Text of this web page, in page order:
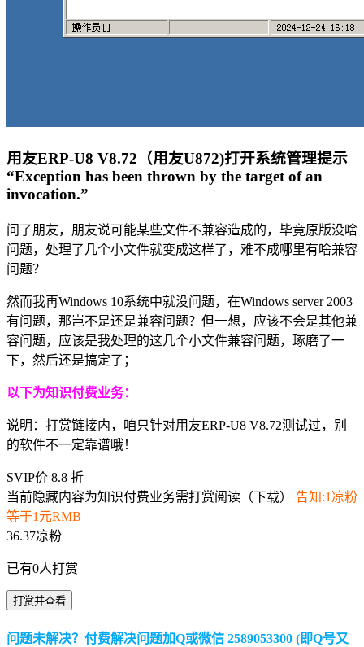
用友ERP-U8 V8.72（用友U872)打开系统管理提示
“Exception has been thrown by the target of an
invocation.”
问了朋友，朋友说可能某些文件不兼容造成的，毕竟原版没啥
问题，处理了几个小文件就变成这样了，难不成哪里有啥兼容
问题？
然而我再Windows 10系统中就没问题，在Windows server 2003
有问题，那岂不是还是兼容问题？但一想，应该不会是其他兼
容问题，应该是我处理的这几个小文件兼容问题，琢磨了一
下，然后还是搞定了；
以下为知识付费业务：
说明：打赏链接内，咱只针对用友ERP-U8 V8.72测试过，别
的软件不一定靠谱哦！
SVIP价 8.8 折
当前隐藏内容为知识付费业务需打赏阅读（下载） 告知:1凉粉
等于1元RMB
36.37凉粉
已有0人打赏
打赏并查看
问题未解决？付费解决问题加Q或微信 2589053300 (即Q号又